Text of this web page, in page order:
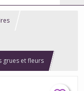
grues et fleurs